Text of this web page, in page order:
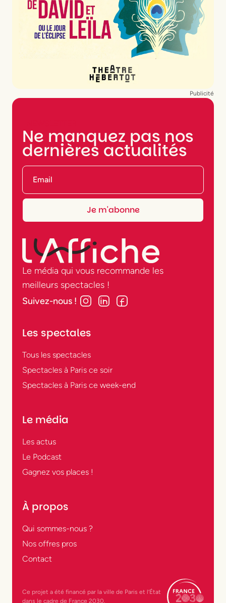
Publicité
Ne manquez pas nos
dernières actualités
Le média qui vous recommande les
meilleurs spectacles !
Suivez-nous !
Les spectales
Tous les spectacles
Spectacles à Paris ce soir
Spectacles à Paris ce week-end
Le média
Les actus
Le Podcast
Gagnez vos places !
À propos
Qui sommes-nous ?
Nos offres pros
Contact
Ce projet a été financé par la ville de Paris et l’État
dans le cadre de France 2030.